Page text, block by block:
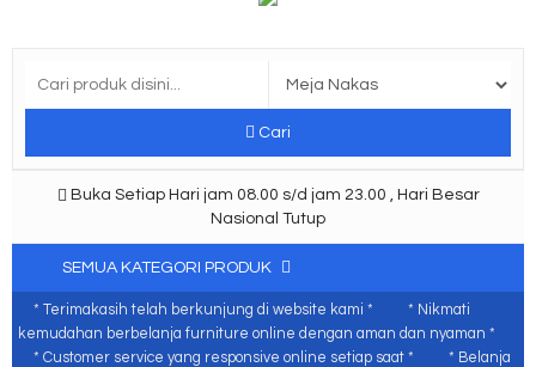
Cari
Buka Setiap Hari jam 08.00 s/d jam 23.00 , Hari Besar
Nasional Tutup
SEMUA KATEGORI PRODUK
* Terimakasih telah berkunjung di website kami *
* Nikmati
kemudahan berbelanja furniture online dengan aman dan nyaman *
* Customer service yang responsive online setiap saat *
* Belanja